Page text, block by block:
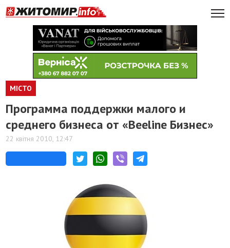
МІСТО
Программа поддержки малого и
среднего бизнеса от «Beeline Бизнес»
22 квітня 2010, 12:47